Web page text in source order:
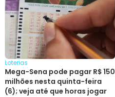
Loterias
Mega-Sena pode pagar R$ 150
milhões nesta quinta-feira
(6); veja até que horas jogar